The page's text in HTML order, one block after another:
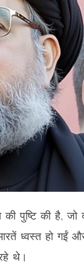
पुष्टि की है, जो
ध्वस्त हो
थे।